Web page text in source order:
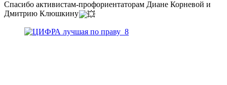
Спасибо активистам-профориентаторам Диане Корневой и
Дмитрию Клюшкину